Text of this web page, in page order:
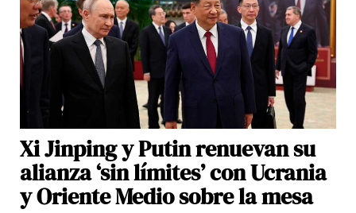
Xi Jinping y Putin renuevan su
alianza ‘sin límites’ con Ucrania
y Oriente Medio sobre la mesa